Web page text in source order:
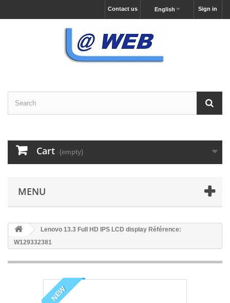
Sign in
English
Contact us
Cart (empty)
MENU
Lenovo 13.3 Full HD IPS LCD display Référence:
W129332381
NEW